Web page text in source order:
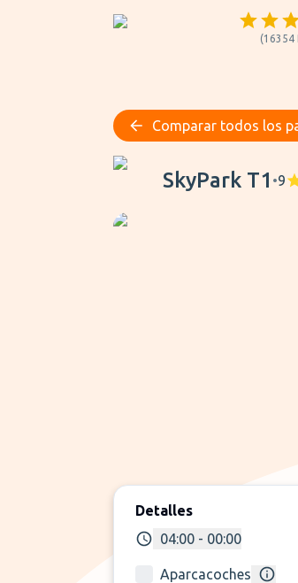
(16354
Comparar todos los
SkyPark T1
SkyPark T1 •9
Detalles
04:00 - 00:00
Aparcacoches